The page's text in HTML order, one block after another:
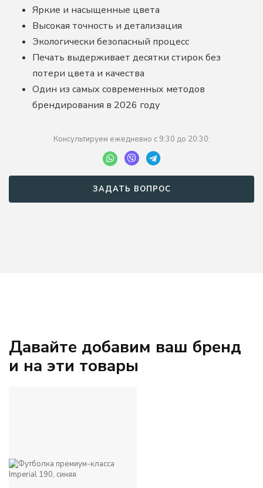
Грета Новинка
Велюр
Кожа
Контакты
Яркие и насыщенные цвета
Высокая точность и детализация
Экологически безопасный процесс
Печать выдерживает десятки стирок без
потери цвета и качества
Один из самых современных методов
брендирования в 2026 году
Консультируем ежедневно с 9:30 до 20:30:
ЗАДАТЬ ВОПРОС
Давайте добавим ваш бренд
и на эти товары